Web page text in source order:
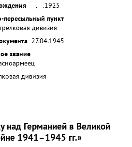
__.__.1925
пересыльный пункт
дивизия
27.04.1945
звание
дивизия
над Германией в Великой
1941–1945 гг.»